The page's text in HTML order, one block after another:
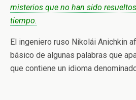
misterios que no han sido
tiempo.
El ingeniero ruso Nikolái Anichkin
básico de algunas palabras que
que contiene un idioma